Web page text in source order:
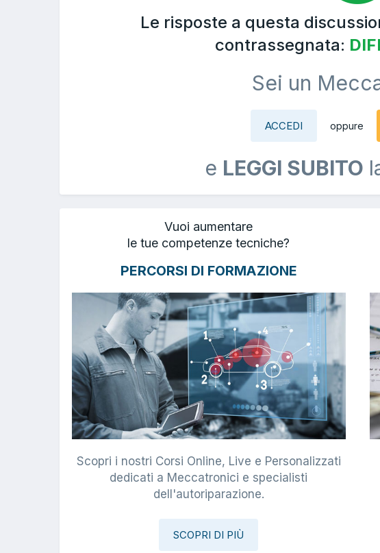
Le risposte a questa
contrassegnata:
Sei un
ACCEDI oppure
e LEGGI SUBITO
Vuoi aumentare
le tue competenze tecniche?
PERCORSI DI FORMAZIONE
Scopri i nostri Corsi Online, Live e Personalizzati
dedicati a Meccatronici e specialisti
dell'autoriparazione.
SCOPRI DI PIÙ